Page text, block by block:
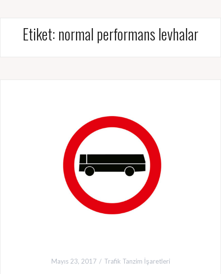
Etiket: normal performans levhalar
Mayıs 23, 2017 Trafik Tanzim İşaretleri